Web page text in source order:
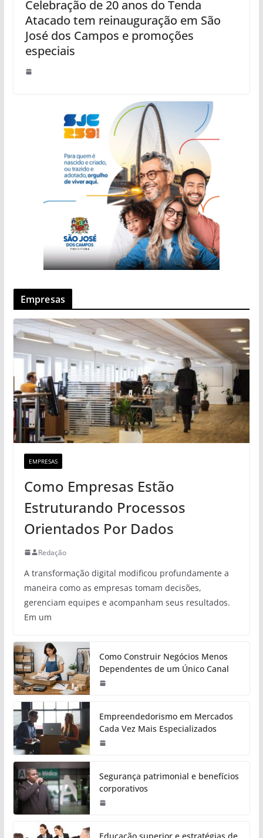
Celebração de 20 anos do Tenda
Atacado tem reinauguração em São
José dos Campos e promoções
especiais
Empresas
EMPRESAS
Como Empresas Estão
Estruturando Processos
Orientados Por Dados
Redação
A transformação digital modificou profundamente a
maneira como as empresas tomam decisões,
gerenciam equipes e acompanham seus resultados.
Em um
Como Construir Negócios Menos
Dependentes de um Único Canal
Empreendedorismo em Mercados
Cada Vez Mais Especializados
Segurança patrimonial e benefícios
corporativos
Educação superior e estratégias de